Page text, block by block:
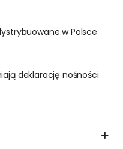
w Polsce
deklarację nośności